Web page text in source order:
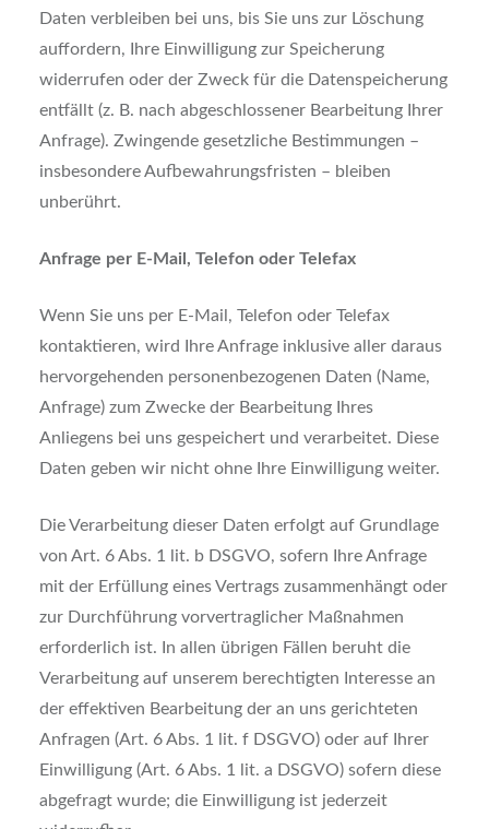
Daten verbleiben bei uns, bis Sie uns zur Löschung
auffordern, Ihre Einwilligung zur Speicherung
widerrufen oder der Zweck für die Datenspeicherung
entfällt (z. B. nach abgeschlossener Bearbeitung Ihrer
Anfrage). Zwingende gesetzliche Bestimmungen –
insbesondere Aufbewahrungsfristen – bleiben
unberührt.
Anfrage per E-Mail, Telefon oder Telefax
Wenn Sie uns per E-Mail, Telefon oder Telefax
kontaktieren, wird Ihre Anfrage inklusive aller daraus
hervorgehenden personenbezogenen Daten (Name,
Anfrage) zum Zwecke der Bearbeitung Ihres
Anliegens bei uns gespeichert und verarbeitet. Diese
Daten geben wir nicht ohne Ihre Einwilligung weiter.
Die Verarbeitung dieser Daten erfolgt auf Grundlage
von Art. 6 Abs. 1 lit. b DSGVO, sofern Ihre Anfrage
mit der Erfüllung eines Vertrags zusammenhängt oder
zur Durchführung vorvertraglicher Maßnahmen
erforderlich ist. In allen übrigen Fällen beruht die
Verarbeitung auf unserem berechtigten Interesse an
der effektiven Bearbeitung der an uns gerichteten
Anfragen (Art. 6 Abs. 1 lit. f DSGVO) oder auf Ihrer
Einwilligung (Art. 6 Abs. 1 lit. a DSGVO) sofern diese
abgefragt wurde; die Einwilligung ist jederzeit